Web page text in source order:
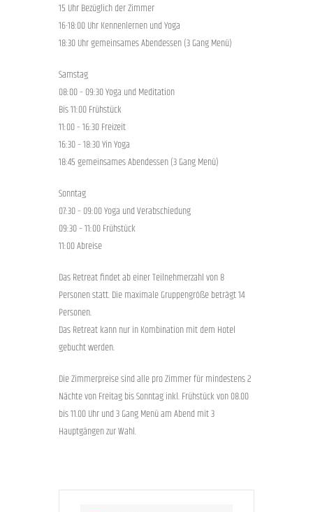
15 Uhr Bezüglich der Zimmer
16-18:00 Uhr Kennenlernen und Yoga
18:30 Uhr gemeinsames Abendessen (3 Gang Menü)
Samstag
08:00 – 09:30 Yoga und Meditation
Bis 11:00 Frühstück
11:00 – 16:30 Freizeit
16:30 – 18:30 Yin Yoga
18:45 gemeinsames Abendessen (3 Gang Menü)
Sonntag
07:30 – 09:00 Yoga und Verabschiedung
09:30 – 11:00 Frühstück
11:00 Abreise
Das Retreat findet ab einer Teilnehmerzahl von 8
Personen statt. Die maximale Gruppengröße beträgt 14
Personen.
Das Retreat kann nur in Kombination mit dem Hotel
gebucht werden.
Die Zimmerpreise sind alle pro Zimmer für mindestens 2
Nächte von Freitag bis Sonntag inkl. Frühstück von 08.00
bis 11.00 Uhr und 3 Gang Menü am Abend mit 3
Hauptgängen zur Wahl.